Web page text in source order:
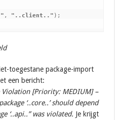
, "..client.." );
toegestane package-import
een bericht:
[Priority: MEDIUM] –
‘..core..’ should depend
‘..api..” was violated. Je krijgt